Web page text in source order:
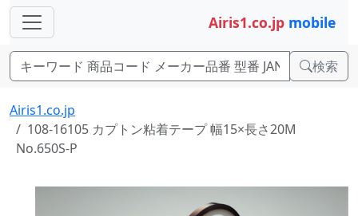
Airis1.co.jp mobile
検索
Airis1.co.jp
108-16105 カプトン粘着テープ 幅15×長さ20M
No.650S-P